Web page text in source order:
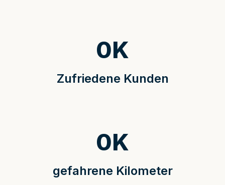
Zufriedene Kunden
0K
gefahrene Kilometer
0K